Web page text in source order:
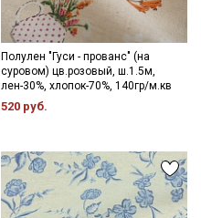
Полулен "Гуси - прованс" (на
суровом) цв.розовый, ш.1.5м,
лен-30%, хлопок-70%, 140гр/м.кв
520 руб.